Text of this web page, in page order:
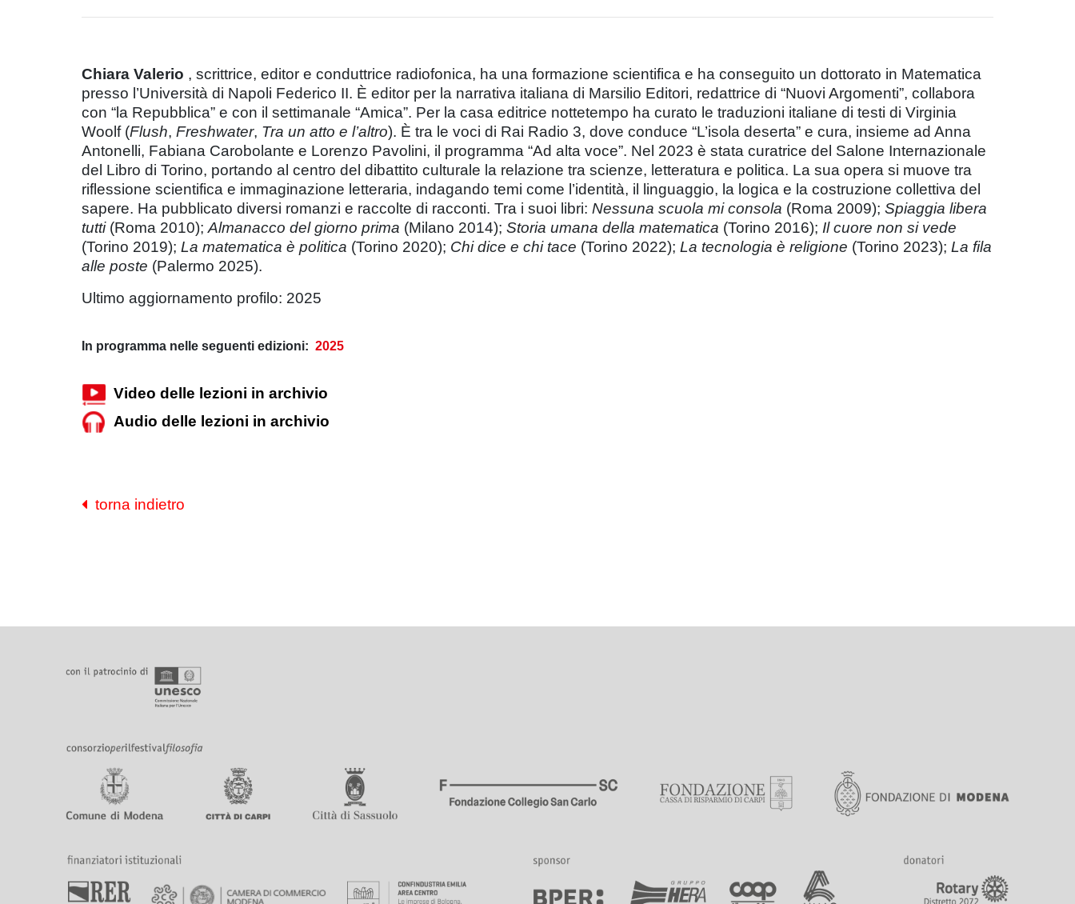
Chiara Valerio , scrittrice, editor e conduttrice radiofonica, ha una formazione scientifica e ha conseguito un dottorato in Matematica
presso l’Università di Napoli Federico II. È editor per la narrativa italiana di Marsilio Editori, redattrice di “Nuovi Argomenti”, collabora
con “la Repubblica” e con il settimanale “Amica”. Per la casa editrice nottetempo ha curato le traduzioni italiane di testi di Virginia
Woolf (Flush, Freshwater, Tra un atto e l’altro). È tra le voci di Rai Radio 3, dove conduce “L’isola deserta” e cura, insieme ad Anna
Antonelli, Fabiana Carobolante e Lorenzo Pavolini, il programma “Ad alta voce”. Nel 2023 è stata curatrice del Salone Internazionale
del Libro di Torino, portando al centro del dibattito culturale la relazione tra scienze, letteratura e politica. La sua opera si muove tra
riflessione scientifica e immaginazione letteraria, indagando temi come l’identità, il linguaggio, la logica e la costruzione collettiva del
sapere. Ha pubblicato diversi romanzi e raccolte di racconti. Tra i suoi libri: Nessuna scuola mi consola (Roma 2009); Spiaggia libera
tutti(Roma 2010); Almanacco del giorno prima (Milano 2014); Storia umana della matematica (Torino 2016); Il cuore non si vede
(Torino 2019); La matematica è politica (Torino 2020); Chi dice e chi tace (Torino 2022); La tecnologia è religione (Torino 2023); La fila
alle poste (Palermo 2025).
Ultimo aggiornamento profilo: 2025
In programma nelle seguenti edizioni: 2025
Video delle lezioni in archivio
Audio delle lezioni in archivio
torna indietro